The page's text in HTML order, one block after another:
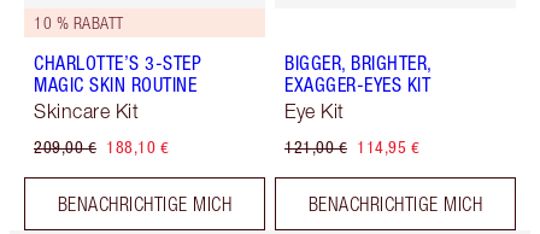
10 % RABATT
CHARLOTTE’S 3-STEP
MAGIC SKIN ROUTINE
Skincare Kit
209,00 € 188,10 €
BENACHRICHTIGE MICH
BIGGER, BRIGHTER,
EXAGGER-EYES KIT
Eye Kit
121,00 € 114,95 €
BENACHRICHTIGE MICH